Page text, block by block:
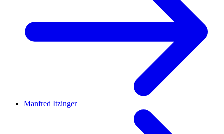
Manfred Itzinger